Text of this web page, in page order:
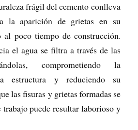
frágil del cemento conlleva
la aparición de grietas en su
al poco tiempo de construcción.
el agua se filtra a través de las
comprometiendo la
estructura y reduciendo su
las fisuras y grietas formadas se
trabajo puede resultar laborioso y